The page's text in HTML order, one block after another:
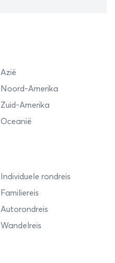
Azië
Noord-Amerika
Zuid-Amerika
Oceanië
Individuele rondreis
Familiereis
Autorondreis
Wandelreis